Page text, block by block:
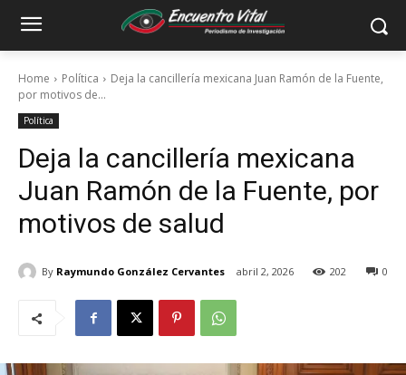
Home Política
Deja la cancillería mexicana Juan Ramón de la Fuente,
por motivos de...
Política
Deja la cancillería mexicana
Juan Ramón de la Fuente, por
motivos de salud
By Raymundo González Cervantes abril 2, 2026 0
202